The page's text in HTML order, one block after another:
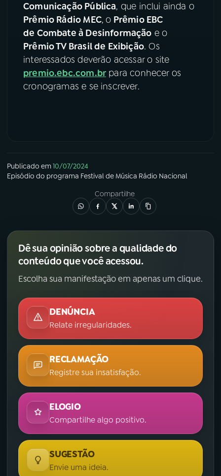
Comunicação Pública, que inclui ainda o
Prêmio Rádio MEC, o Prêmio EBC
de Combate à Desinformação e o
Prêmio TV Brasil de Exibição. Os
interessados deverão acessar o site
premio.ebc.com.br para conhecer os
cronogramas e se inscrever.
Publicado em10/07/2024
Episódio do programa Festival de Música Rádio Nacional
Compartilhe
Dê sua opinião sobre a qualidade do
conteúdo que você acessou.
Escolha sua manifestação em apenas um clique.
DENÚNCIA
Relate irregularidades.
RECLAMAÇÃO
Registre sua insatisfação.
ELOGIO
Compartilhe algo positivo.
SUGESTÃO
Envie uma ideia.